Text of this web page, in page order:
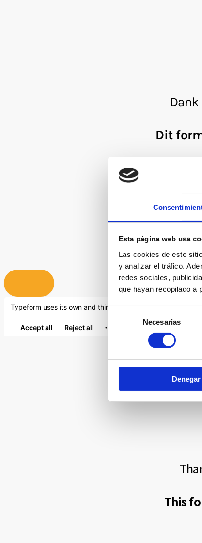
Esta página web usa
Las cookies de este
y analizar el tráfico.
redes sociales,
que hayan recopilado a
consentimiento
Necesarias
Denegar